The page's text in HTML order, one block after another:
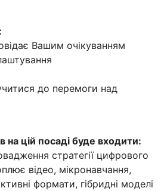
Вашим очікуванням
до перемоги над
на цій посаді буде входити:
стратегії цифрового
відео, мікронавчання,
формати, гібридні моделі